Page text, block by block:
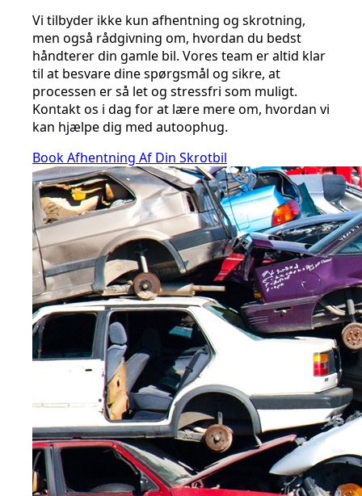
Vi tilbyder ikke kun afhentning og skrotning,
men også rådgivning om, hvordan du bedst
håndterer din gamle bil. Vores team er altid klar
til at besvare dine spørgsmål og sikre, at
processen er så let og stressfri som muligt.
Kontakt os i dag for at lære mere om, hvordan vi
kan hjælpe dig med autoophug.
Book Afhentning Af Din Skrotbil